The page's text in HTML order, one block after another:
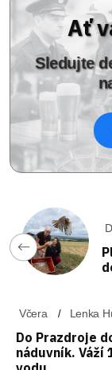
Ať
Sledujte
Včera Lenka
Do Prazdroje
náduvník. Váží